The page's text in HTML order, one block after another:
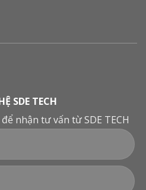
SDE TECH
nhận tư vấn từ SDE TECH